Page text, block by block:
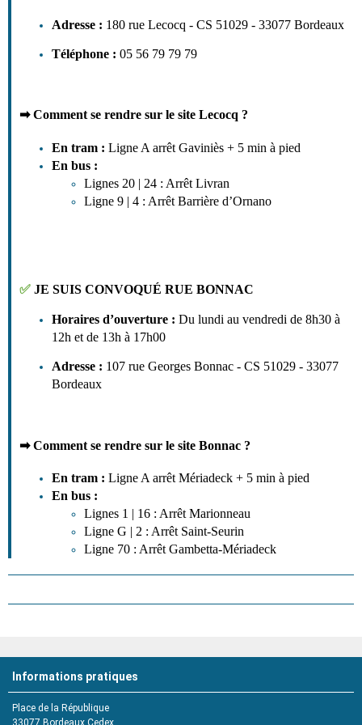
Adresse : 180 rue Lecocq - CS 51029 - 33077 Bordeaux
Téléphone : 05 56 79 79 79
➡Comment se rendre sur le site Lecocq ?
En tram : Ligne A arrêt Gaviniès + 5 min à pied
En bus :
Lignes 20 | 24 : Arrêt Livran
Ligne 9 | 4 : Arrêt Barrière d’Ornano
✅ JE SUIS CONVOQUÉ RUE BONNAC
Horaires d’ouverture : Du lundi au vendredi de 8h30 à
12h et de 13h à 17h00
Adresse : 107 rue Georges Bonnac - CS 51029 - 33077
Bordeaux
➡Comment se rendre sur le site Bonnac ?
En tram : Ligne A arrêt Mériadeck + 5 min à pied
En bus :
Lignes 1 | 16 : Arrêt Marionneau
Ligne G | 2 : Arrêt Saint-Seurin
Ligne 70 : Arrêt Gambetta-Mériadeck
Informations pratiques
Place de la République